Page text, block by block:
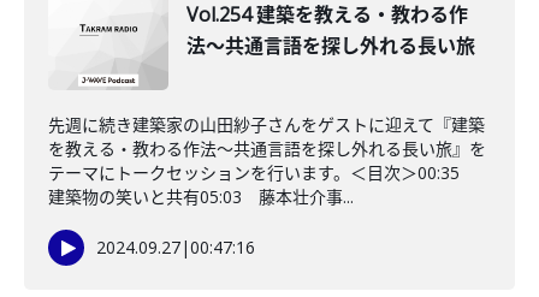
Vol.254 建築を教える・教わる作
法〜共通言語を探し外れる長い旅
先週に続き建築家の山田紗子さんをゲストに迎えて『建築
を教える・教わる作法〜共通言語を探し外れる長い旅』を
テーマにトークセッションを行います。＜目次＞00:35
建築物の笑いと共有05:03 藤本壮介事...
2024.09.27|00:47:16